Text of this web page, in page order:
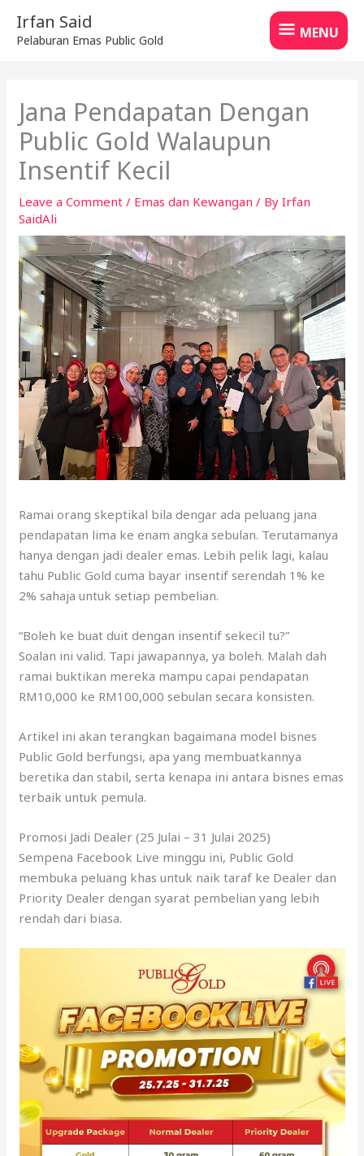
content
Irfan Said
Pelaburan Emas Public Gold
MENU
MENU
Jana Pendapatan Dengan
Public Gold Walaupun
Insentif Kecil
Leave a Comment / Emas dan Kewangan / ByIrfan
SaidAli
Ramai orang skeptikal bila dengar ada peluang jana
pendapatan lima ke enam angka sebulan. Terutamanya
hanya dengan jadi dealer emas. Lebih pelik lagi, kalau
tahu Public Gold cuma bayar insentif serendah 1% ke
2% sahaja untuk setiap pembelian.
“Boleh ke buat duit dengan insentif sekecil tu?”
Soalan ini valid. Tapi jawapannya, ya boleh. Malah dah
ramai buktikan mereka mampu capai pendapatan
RM10,000 ke RM100,000 sebulan secara konsisten.
Artikel ini akan terangkan bagaimana model bisnes
Public Gold berfungsi, apa yang membuatkannya
beretika dan stabil, serta kenapa ini antara bisnes emas
terbaik untuk pemula.
Promosi Jadi Dealer (25 Julai – 31 Julai 2025)
Sempena Facebook Live minggu ini, Public Gold
membuka peluang khas untuk naik taraf ke Dealer dan
Priority Dealer dengan syarat pembelian yang lebih
rendah dari biasa.